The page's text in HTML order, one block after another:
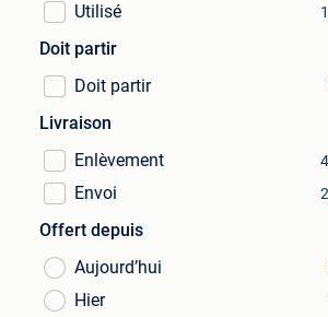
Utilisé
Doit partir
Doit partir
Livraison
Enlèvement
Envoi
Offert depuis
Aujourd’hui
Hier